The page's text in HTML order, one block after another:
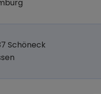
Schöneck